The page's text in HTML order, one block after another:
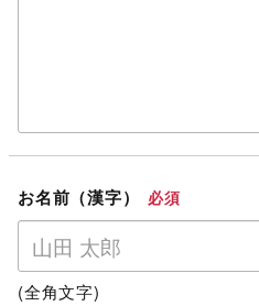
お名前（漢字） 必須
(全角文字)